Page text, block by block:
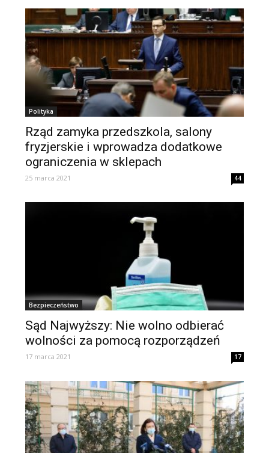
Polityka
Rząd zamyka przedszkola, salony
fryzjerskie i wprowadza dodatkowe
ograniczenia w sklepach
25 marca 2021 44
Bezpieczeństwo
Sąd Najwyższy: Nie wolno odbierać
wolności za pomocą rozporządzeń
17 marca 2021 17